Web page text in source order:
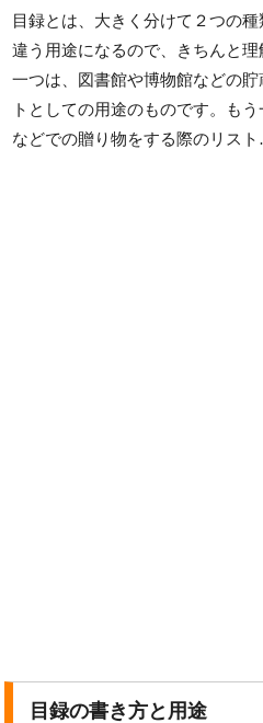
目録とは、大きく分けて２つの
違う用途になるので、きちんと理
一つは、図書館や博物館などの
トとしての用途のものです。も
などでの贈り物をする際のリス
目録の書き方と用途